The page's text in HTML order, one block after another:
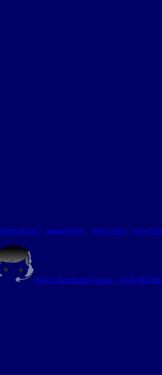
Retro-News ⋅ heute-News ⋅ Hört, hört! - Live-
NAG: Nerds and Geeks · VON